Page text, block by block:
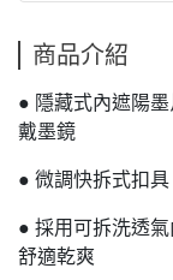
商品介紹
● 隱藏式內遮陽
戴墨鏡
● 微調快拆式扣
● 採用可拆洗透
舒適乾爽